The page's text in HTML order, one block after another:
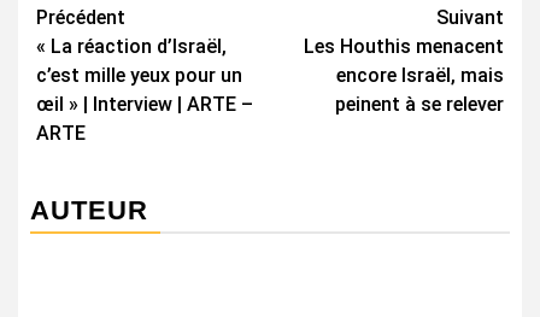
Navigation
d’article
Précédent
« La réaction d’Israël,
c’est mille yeux pour un
œil » | Interview | ARTE –
ARTE
Suivant
Les Houthis menacent
encore Israël, mais
peinent à se relever
AUTEUR